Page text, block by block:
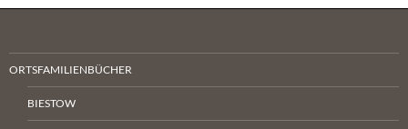
ORTSFAMILIENBÜCHER
BIESTOW